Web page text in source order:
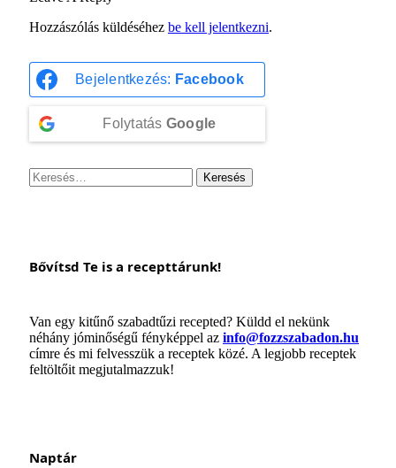
Hozzászólás küldéséhez be kell jelentkezni.
Bejelentkezés: Facebook
Folytatás Google
Keresés:
Bővítsd Te is a recepttárunk!
Van egy kitűnő szabadtűzi recepted? Küldd el nekünk
néhány jóminőségű fényképpel az info@fozzszabadon.hu
címre és mi felvesszük a receptek közé. A legjobb receptek
feltöltőit megjutalmazzuk!
Naptár